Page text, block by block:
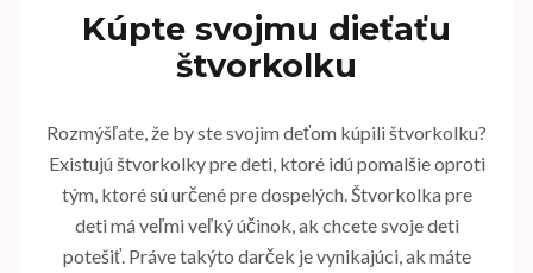
Kúpte svojmu dieťaťu
štvorkolku
Rozmýšľate, že by ste svojim deťom kúpili štvorkolku?
Existujú štvorkolky pre deti, ktoré idú pomalšie oproti
tým, ktoré sú určené pre dospelých. Štvorkolka pre
deti má veľmi veľký účinok, ak chcete svoje deti
potešiť. Práve takýto darček je vynikajúci, ak máte